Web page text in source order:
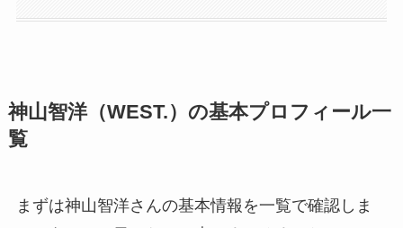
神山智洋（WEST.）の基本プロフィール一
覧
まずは神山智洋さんの基本情報を一覧で確認しま